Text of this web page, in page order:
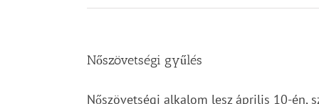
Nőszövetségi gyűlés
Nőszövetségi alkalom lesz április 10-én,